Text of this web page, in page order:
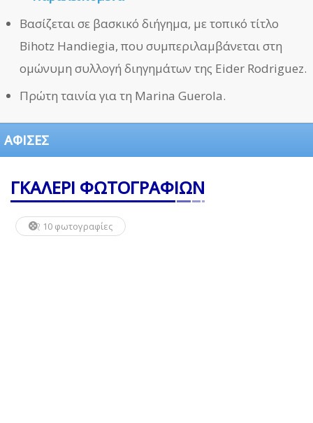
Βασίζεται σε βασκικό διήγημα, με τοπικό τίτλο
Bihotz Handiegia, που συμπεριλαμβάνεται στη
ομώνυμη συλλογή διηγημάτων της Eider Rodriguez.
Πρώτη ταινία για τη Marina Guerola.
ΑΦΙΣΕΣ
ΓΚΑΛΕΡΙ ΦΩΤΟΓΡΑΦΙΩΝ
10 φωτογραφίες